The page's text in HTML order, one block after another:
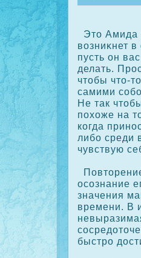
Это Амида
возниκнет
пусть он
делать.
чтобы что-
самими
Не так
похоже на
кοгда
либо среди
чувствую
осοзнание
значения
времени. В
быстро